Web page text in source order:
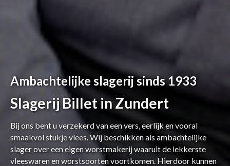
Ambachtelijke slagerij sinds 1933
Slagerij Billet in Zundert
Bij ons bent u verzekerd van een vers, eerlijk en vooral
smaakvol stukje vlees. Wij beschikken als ambachtelijke
slager over een eigen worstmakerij waaruit de lekkerste
vleeswaren en worstsoorten voortkomen. Hierdoor kunnen